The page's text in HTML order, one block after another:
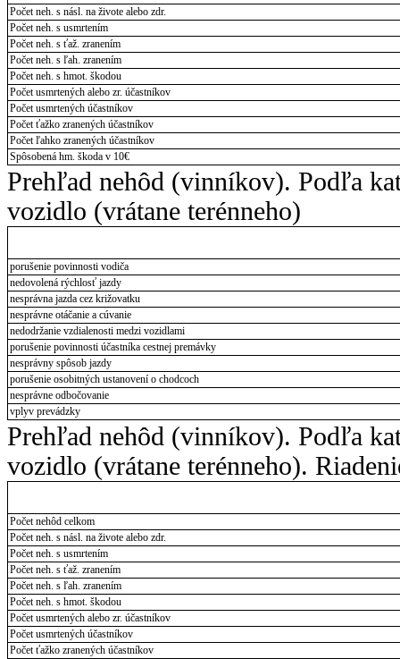
Počet neh. s násl. na živote alebo zdr.
Počet neh. s usmrtením
Počet neh. s ťaž. zranením
Počet neh. s ľah. zranením
Počet neh. s hmot. škodou
Počet usmrtených alebo zr. účastníkov
Počet usmrtených účastníkov
Počet ťažko zranených účastníkov
Počet ľahko zranených účastníkov
Spôsobená hm. škoda v 10€
Prehľad nehôd (vinníkov). Podľa
vozidlo (vrátane terénneho)
porušenie povinnosti vodiča
nedovolená rýchlosť jazdy
nesprávna jazda cez križovatku
nesprávne otáčanie a cúvanie
nedodržanie vzdialenosti medzi vozidlami
porušenie povinnosti účastníka cestnej premávky
nesprávny spôsob jazdy
porušenie osobitných ustanovení o chodcoch
nesprávne odbočovanie
vplyv prevádzky
Prehľad nehôd (vinníkov). Podľa
vozidlo (vrátane terénneho).
Počet nehôd celkom
Počet neh. s násl. na živote alebo zdr.
Počet neh. s usmrtením
Počet neh. s ťaž. zranením
Počet neh. s ľah. zranením
Počet neh. s hmot. škodou
Počet usmrtených alebo zr. účastníkov
Počet usmrtených účastníkov
Počet ťažko zranených účastníkov